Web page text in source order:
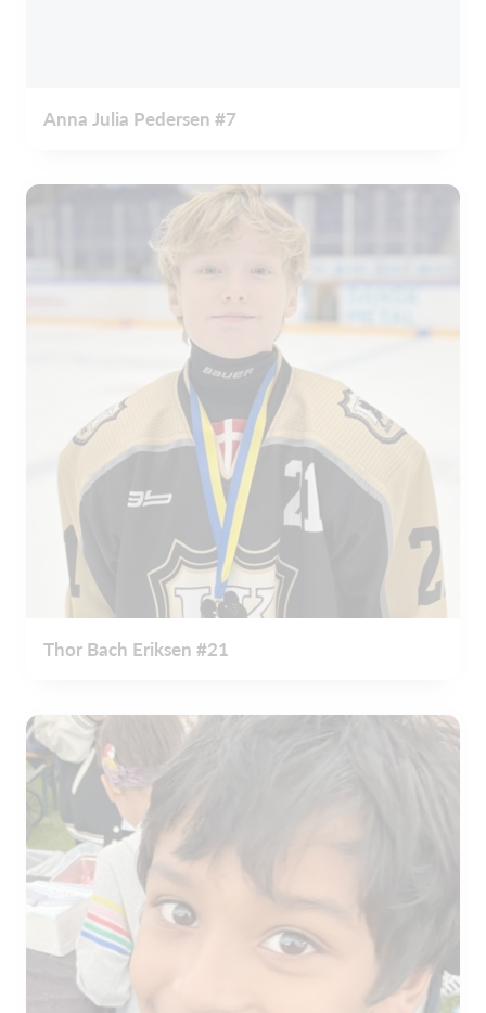
Anna Julia Pedersen #7
Thor Bach Eriksen #21